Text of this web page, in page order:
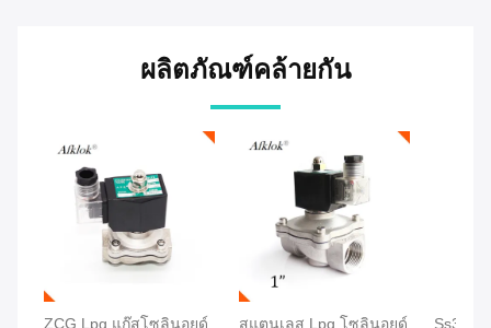
ผลิตภัณฑ์คล้ายกัน
ZCG Lpg ​​แก๊สโซลินอยด์
สแตนเลส Lpg โซลินอยด์
Ss304